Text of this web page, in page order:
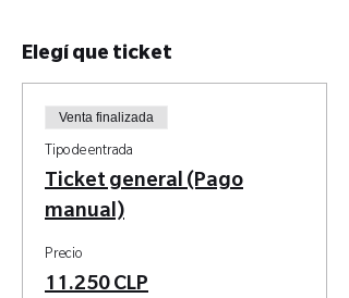
Elegí que ticket
Venta finalizada
Tipo de entrada
Ticket general (Pago
manual)
Precio
11.250 CLP